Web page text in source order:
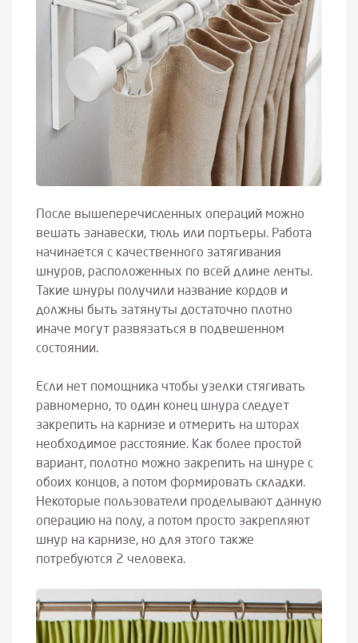
После вышеперечисленных операций можно
вешать занавески, тюль или портьеры. Работа
начинается с качественного затягивания
шнуров, расположенных по всей длине ленты.
Такие шнуры получили название кордов и
должны быть затянуты достаточно плотно
иначе могут развязаться в подвешенном
состоянии.
Если нет помощника чтобы узелки стягивать
равномерно, то один конец шнура следует
закрепить на карнизе и отмерить на шторах
необходимое расстояние. Как более простой
вариант, полотно можно закрепить на шнуре с
обоих концов, а потом формировать складки.
Некоторые пользователи проделывают данную
операцию на полу, а потом просто закрепляют
шнур на карнизе, но для этого также
потребуются 2 человека.